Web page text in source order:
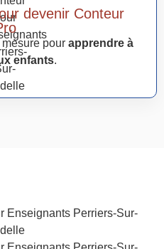
devenir Conteur
pour apprendre à
enfants.